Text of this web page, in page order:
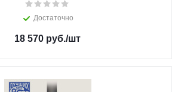
Достаточно
18 570 руб./шт